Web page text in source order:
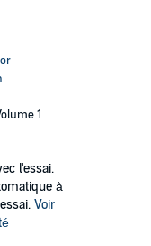
1
l'essai.
à
Voir